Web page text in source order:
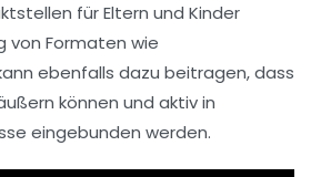
für Eltern und Kinder
von Formaten wie
ebenfalls dazu beitragen, dass
können und aktiv in
eingebunden werden.